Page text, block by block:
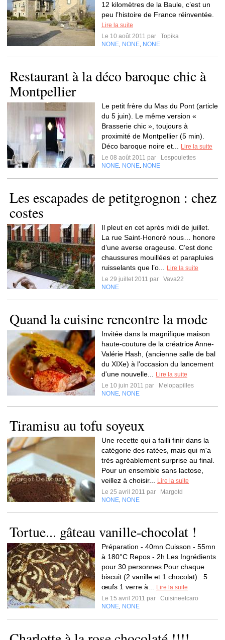
12 kilomètres de la Baule, c’est un
peu l’histoire de France réinventée.
Lire la suite
Le 10 août 2011 par
Topika
NONE NONE NONE
Restaurant à la déco baroque chic à
Montpellier
Le petit frère du Mas du Pont (article
du 5 juin). Le même version «
Brasserie chic », toujours à
proximité de Montpellier (5 min).
Déco baroque noire et...
Lire la suite
Le 08 août 2011 par
Lespoulettes
NONE NONE NONE
Les escapades de petitgrognon : chez
costes
Il pleut en cet après midi de juillet.
La rue Saint-Honoré nous… honore
d’une averse orageuse. C’est donc
chaussures mouillées et parapluies
ruisselants que l’o...
Lire la suite
Le 29 juillet 2011 par
Vava22
NONE
Quand la cuisine rencontre la mode
Invitée dans la magnifique maison
haute-couture de la créatrice Anne-
Valérie Hash, (ancienne salle de bal
du XIXe) à l'occasion du lancement
d'une nouvelle...
Lire la suite
Le 10 juin 2011 par
Melopapilles
NONE NONE
Tiramisu au tofu soyeux
Une recette qui a failli finir dans la
catégorie des ratées, mais qui m'a
très agréablement surprise au final.
Pour un ensemble sans lactose,
veillez à choisir...
Lire la suite
Le 25 avril 2011 par
Margotd
NONE NONE
Tortue... gâteau vanille-chocolat !
Préparation - 40mn Cuisson - 55mn
à 180°C Repos - 2h Les Ingrédients
pour 30 personnes Pour chaque
biscuit (2 vanille et 1 chocolat) : 5
œufs 1 verre à...
Lire la suite
Le 15 avril 2011 par
Cuisineetcaro
NONE NONE